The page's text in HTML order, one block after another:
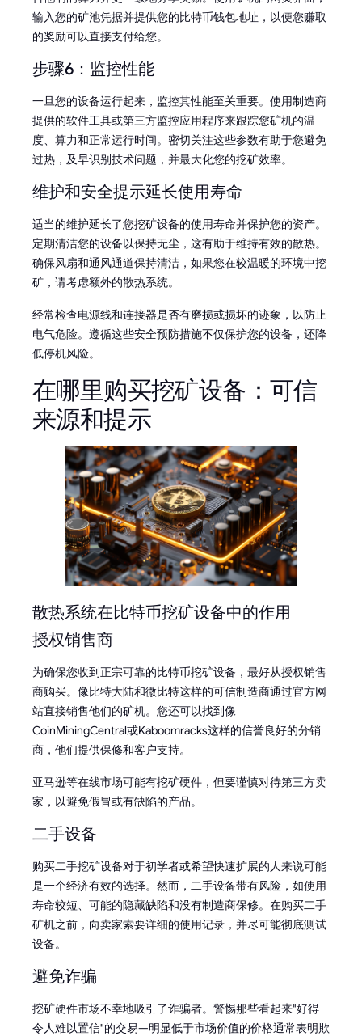
输入您的矿池凭据并提供您的比特币钱包地址，以便您赚取
的奖励可以直接支付给您。
步骤6：监控性能
一旦您的设备运行起来，监控其性能至关重要。使用制造商
提供的软件工具或第三方监控应用程序来跟踪您矿机的温
度、算力和正常运行时间。密切关注这些参数有助于您避免
过热，及早识别技术问题，并最大化您的挖矿效率。
维护和安全提示延长使用寿命
适当的维护延长了您挖矿设备的使用寿命并保护您的资产。
定期清洁您的设备以保持无尘，这有助于维持有效的散热。
确保风扇和通风通道保持清洁，如果您在较温暖的环境中挖
矿，请考虑额外的散热系统。
经常检查电源线和连接器是否有磨损或损坏的迹象，以防止
电气危险。遵循这些安全预防措施不仅保护您的设备，还降
低停机风险。
在哪里购买挖矿设备：可信
来源和提示
散热系统在比特币挖矿设备中的作用
授权销售商
为确保您收到正宗可靠的比特币挖矿设备，最好从授权销售
商购买。像比特大陆和微比特这样的可信制造商通过官方网
站直接销售他们的矿机。您还可以找到像
CoinMiningCentral或Kaboomracks这样的信誉良好的分销
商，他们提供保修和客户支持。
亚马逊等在线市场可能有挖矿硬件，但要谨慎对待第三方卖
家，以避免假冒或有缺陷的产品。
二手设备
购买二手挖矿设备对于初学者或希望快速扩展的人来说可能
是一个经济有效的选择。然而，二手设备带有风险，如使用
寿命较短、可能的隐藏缺陷和没有制造商保修。在购买二手
矿机之前，向卖家索要详细的使用记录，并尽可能彻底测试
设备。
避免诈骗
挖矿硬件市场不幸地吸引了诈骗者。警惕那些看起来"好得
令人难以置信"的交易—明显低于市场价值的价格通常表明欺